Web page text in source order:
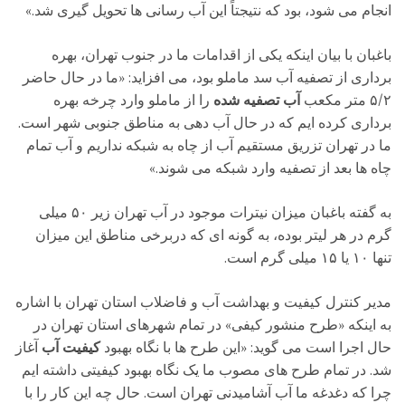
انجام می شود، بود که نتیجتاً این آب رسانی ها تحویل گیری شد.»
باغبان با بیان اینکه یکی از اقدامات ما در جنوب تهران، بهره
برداری از تصفیه آب سد ماملو بود، می افزاید: «ما در حال حاضر
۵/۲ متر مکعب
آب تصفیه شده را از ماملو وارد چرخه بهره
برداری کرده ایم که در حال آب دهی به مناطق جنوبی شهر است.
ما در تهران تزریق مستقیم آب از چاه به شبکه نداریم و آب تمام
چاه ها بعد از تصفیه وارد شبکه می شوند.»
به گفته باغبان میزان نیترات موجود در آب تهران زیر ۵۰ میلی
گرم در هر لیتر بوده، به گونه ای که دربرخی مناطق این میزان
تنها ۱۰ یا ۱۵ میلی گرم است.
مدیر کنترل کیفیت و بهداشت آب و فاضلاب استان تهران با اشاره
به اینکه «طرح منشور کیفی» در تمام شهرهای استان تهران در
حال اجرا است می گوید: «این طرح ها با نگاه بهبودکیفیت آب آغاز
شد. در تمام طرح های مصوب ما یک نگاه بهبود کیفیتی داشته ایم
چرا که دغدغه ما آب آشامیدنی تهران است. حال چه این کار را با